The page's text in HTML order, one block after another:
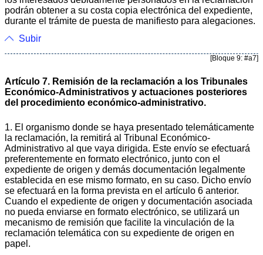
podrán obtener a su costa copia electrónica del expediente,
durante el trámite de puesta de manifiesto para alegaciones.
Subir
[Bloque 9: #a7]
Artículo 7. Remisión de la reclamación a los Tribunales
Económico-Administrativos y actuaciones posteriores
del procedimiento económico-administrativo.
1. El organismo donde se haya presentado telemáticamente
la reclamación, la remitirá al Tribunal Económico-
Administrativo al que vaya dirigida. Este envío se efectuará
preferentemente en formato electrónico, junto con el
expediente de origen y demás documentación legalmente
establecida en ese mismo formato, en su caso. Dicho envío
se efectuará en la forma prevista en el artículo 6 anterior.
Cuando el expediente de origen y documentación asociada
no pueda enviarse en formato electrónico, se utilizará un
mecanismo de remisión que facilite la vinculación de la
reclamación telemática con su expediente de origen en
papel.